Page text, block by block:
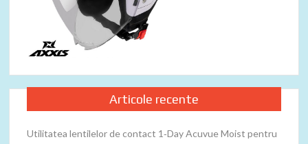
Articole recente
Utilitatea lentilelor de contact 1‑Day Acuvue Moist pentru